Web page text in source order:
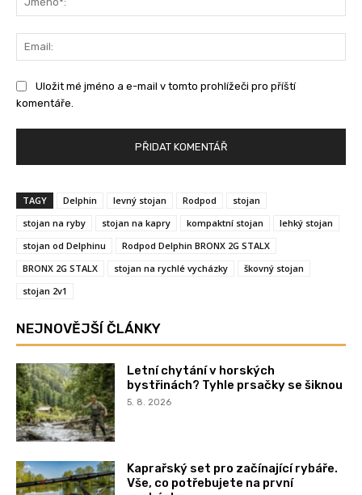
Uložit mé jméno a e-mail v tomto prohlížeči pro příští
komentáře.
TAGY Delphin levný stojan Rodpod
stojan
stojan na ryby
stojan na kapry kompaktní stojan
lehký stojan
stojan od Delphinu
Rodpod Delphin BRONX 2G STALX
BRONX 2G STALX
stojan na rychlé vycházky
škovný stojan
stojan 2v1
NEJNOVĚJŠÍ ČLÁNKY
Letní chytání v horských
bystřinách? Tyhle prsačky se šiknou
5. 8. 2026
Kaprařský set pro začínající rybáře.
Vše, co potřebujete na první